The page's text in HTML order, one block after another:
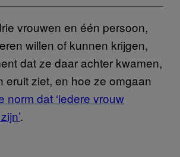
vrouwen en één persoon,
willen of kunnen krijgen,
dat ze daar achter kwamen,
eruit ziet, en hoe ze omgaan
norm dat ‘iedere vrouw
.